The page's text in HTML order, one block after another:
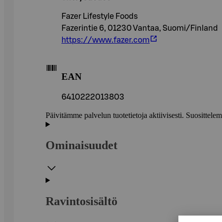
Fazer Lifestyle Foods
Fazerintie 6, 01230 Vantaa, Suomi/Finland
https://www.fazer.com
EAN
6410222013803
Päivitämme palvelun tuotetietoja aktiivisesti.
Ominaisuudet
Ravintosisältö